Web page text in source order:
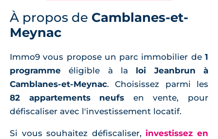
À propos de Camblanes-et-
Meynac
Immo9 vous propose un parc immobilier de 1
programme éligible à la loi Jeanbrun à
Camblanes-et-Meynac. Choisissez parmi les
82 appartements neufs en vente, pour
défiscaliser avec l'investissement locatif.
Si vous souhaitez défiscaliser, investissez en